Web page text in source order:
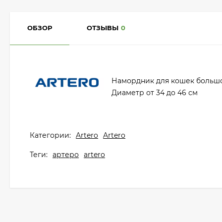
ОБЗОР ОТЗЫВЫ 0
Намордник для кошек
Диаметр от 34 до 46 см
Категории: Artero Artero
Теги: артеро artero